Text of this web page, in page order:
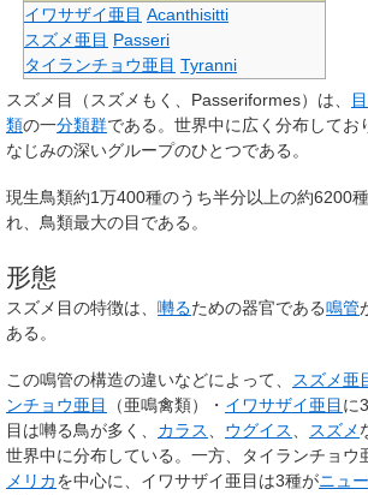
イワサザイ亜目 Acanthisitti
スズメ亜目 Passeri
タイランチョウ亜目 Tyranni
スズメ目
（スズメもく、 Passeriformes）は、 目
類の一分類群である。世界中に広く分布してお
なじみの深いグループのひとつである。
現生鳥類約1万400種のうち半分以上の約6200
れ、鳥類最大の目である。
形態
スズメ目の特徴は、 囀るための器官である鳴管
ある。
この鳴管の構造の違いなどによって、 スズメ亜
ンチョウ亜目
（亜鳴禽類）・ イワサザイ亜目 に
目は囀る鳥が多く、 カラス、 ウグイス、 スズメ
世界中に分布している。一方、タイランチョウ
メリカを中心に、イワサザイ亜目は3種がニュ